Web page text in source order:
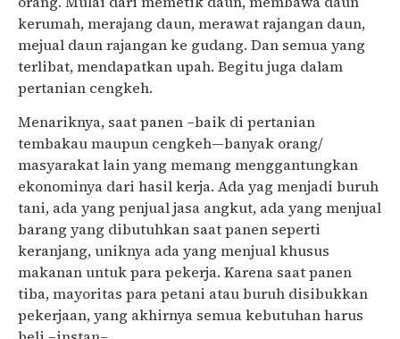
kerumah, merajang daun, merawat rajangan daun,
mejual daun rajangan ke gudang. Dan semua yang
terlibat, mendapatkan upah. Begitu juga dalam
pertanian cengkeh.
Menariknya, saat panen –baik di pertanian
tembakau maupun cengkeh—banyak orang/
masyarakat lain yang memang menggantungkan
ekonominya dari hasil kerja. Ada yag menjadi buruh
tani, ada yang penjual jasa angkut, ada yang menjual
barang yang dibutuhkan saat panen seperti
keranjang, uniknya ada yang menjual khusus
makanan untuk para pekerja. Karena saat panen
tiba, mayoritas para petani atau buruh disibukkan
pekerjaan, yang akhirnya semua kebutuhan harus